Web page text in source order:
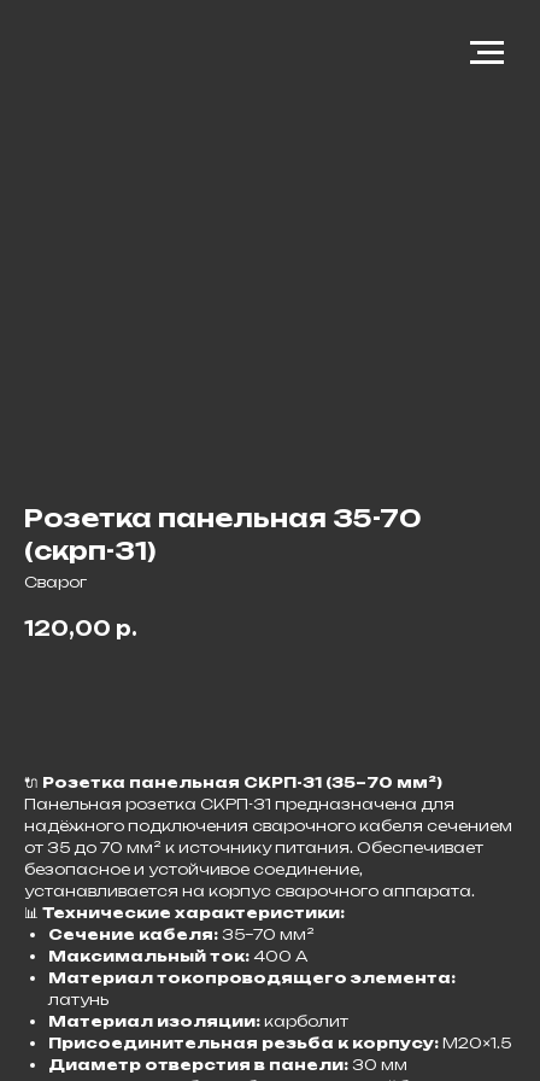
Розетка панельная 35-70
(скрп-31)
Сварог
120,00 р.
​🔌 Розетка панельная СКРП-31 (35–70 мм²)
Панельная розетка СКРП-31 предназначена для
надёжного подключения сварочного кабеля сечением
от 35 до 70 мм² к источнику питания. Обеспечивает
безопасное и устойчивое соединение,
устанавливается на корпус сварочного аппарата.​
📊 Технические характеристики:
Сечение кабеля: 35–70 мм²
Максимальный ток: 400 А
Материал токопроводящего элемента:
латунь
Материал изоляции: карболит
Присоединительная резьба к корпусу: M20×1.5
Диаметр отверстия в панели: 30 мм